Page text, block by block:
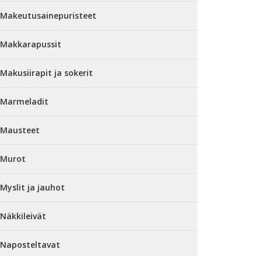
Makeutusainepuristeet
Makkarapussit
Makusiirapit ja sokerit
Marmeladit
Mausteet
Murot
Myslit ja jauhot
Näkkileivät
Naposteltavat